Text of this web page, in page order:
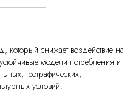
который снижает воздействие на
модели потребления и
географических,
условий.